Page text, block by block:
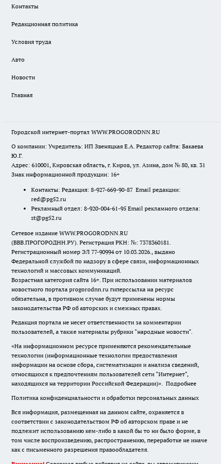
Контакты
Редакционная политика
Условия труда
Авто
Новости
Главная
Городской интернет-портал WWW.PROGORODNN.RU
О компании: Учредитель: ИП Звеняцкая Е.А. Редактор сайта: Бакаева
Ю.Г.
Адрес: 610001, Кировская область, г. Киров, ул. Азина, дом № 80, кв. 31
Знак информационной продукции: 16+
Контакты: Редакция: 8-927-669-90-87 Email редакции:
red@pg52.ru
Рекламный отдел: 8-920-004-61-95 Email рекламного отдела:
st@pg52.ru
Сетевое издание WWW.PROGORODNN.RU
(ВВВ.ПРОГОРОДНН.РУ). Регистрация РКН: №: 7378360181.
Регистрационный номер ЭЛ 77-90994 от 10.03.2026., выдано
Федеральной службой по надзору в сфере связи, информационных
технологий и массовых коммуникаций.
Возрастная категория сайта 16+. При использовании материалов
новостного портала progorodnn.ru гиперссылка на ресурс
обязательна, в противном случае будут применены нормы
законодательства РФ об авторских и смежных правах.
Редакция портала не несет ответственности за комментарии
пользователей, а также материалы рубрики "народные новости".
«На информационном ресурсе применяются рекомендательные
технологии (информационные технологии предоставления
информации на основе сбора, систематизации и анализа сведений,
относящихся к предпочтениям пользователей сети "Интернет",
находящихся на территории Российской Федерации)». Подробнее
Политика конфиденциальности и обработки персональных данных
Вся информация, размещенная на данном сайте, охраняется в
соответствии с законодательством РФ об авторском праве и не
подлежит использованию кем-либо в какой бы то ни было форме, в
том числе воспроизведению, распространению, переработке не иначе
как с письменного разрешения правообладателя.